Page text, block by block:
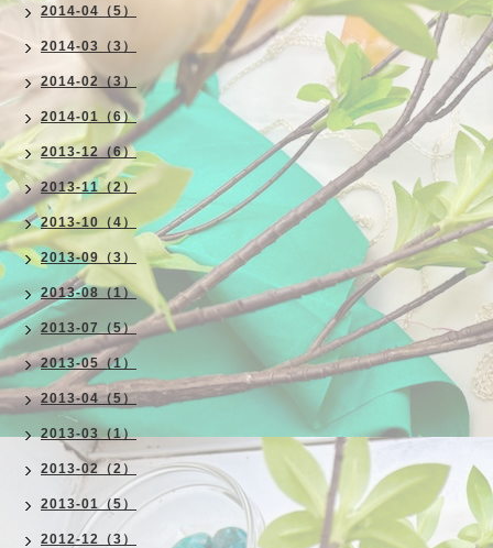
2014-04（5）
2014-03（3）
2014-02（3）
2014-01（6）
2013-12（6）
2013-11（2）
2013-10（4）
2013-09（3）
2013-08（1）
2013-07（5）
2013-05（1）
2013-04（5）
2013-03（1）
2013-02（2）
2013-01（5）
2012-12（3）